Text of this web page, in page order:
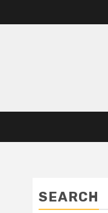
SEARCH